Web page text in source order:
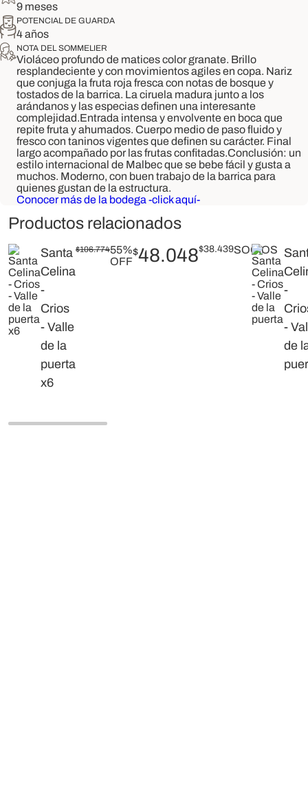
9 meses
POTENCIAL DE GUARDA
4 años
NOTA DEL SOMMELIER
Violáceo profundo de matices color granate. Brillo
resplandeciente y con movimientos agiles en copa. Nariz
que conjuga la fruta roja fresca con notas de bosque y
tostados de la barrica. La ciruela madura junto a los
arándanos y las especias definen una interesante
complejidad.Entrada intensa y envolvente en boca que
repite fruta y ahumados. Cuerpo medio de paso fluido y
fresco con taninos vigentes que definen su carácter. Final
largo acompañado por las frutas confitadas.Conclusión: un
estilo internacional de Malbec que se bebe fácil y gusta a
muchos. Moderno, con buen trabajo de la barrica para
quienes gustan de la estructura.
Conocer más de la bodega -click aquí-
Productos relacionados
Santa
Celina
-
Crios
- Valle
de la
puerta
x6
$106.77455%
OFF
$48.048$38.439SOCIOS
-
-
de